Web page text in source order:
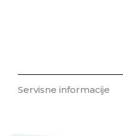
Servisne informacije